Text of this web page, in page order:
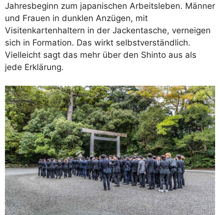
Jahresbeginn zum japanischen Arbeitsleben. Männer
und Frauen in dunklen Anzügen, mit
Visitenkartenhaltern in der Jackentasche, verneigen
sich in Formation. Das wirkt selbstverständlich.
Vielleicht sagt das mehr über den Shinto aus als
jede Erklärung.